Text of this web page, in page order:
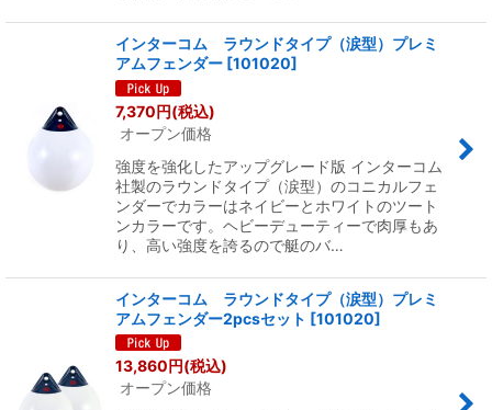
インターコム ラウンドタイプ（涙型）プレミ
アムフェンダー [101020]
7,370円(税込)
オープン価格
強度を強化したアップグレード版 インターコム
社製のラウンドタイプ（涙型）のコニカルフェ
ンダーでカラーはネイビーとホワイトのツート
ンカラーです。ヘビーデューティーで肉厚もあ
り、高い強度を誇るので艇のバ…
インターコム ラウンドタイプ（涙型）プレミ
アムフェンダー2pcsセット [101020]
13,860円(税込)
オープン価格